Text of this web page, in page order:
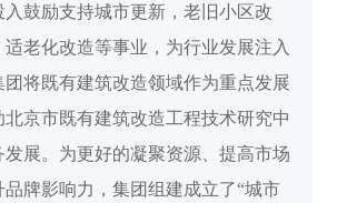
入鼓励支持城市更新，老旧小区改
老化改造等事业，为行业发展注入
团将既有建筑改造领域作为重点发展
京市既有建筑改造工程技术研究中
展。为更好的凝聚资源、提高市场
牌影响力，集团组建成立了“城市